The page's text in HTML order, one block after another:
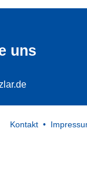
uns
Kontakt •